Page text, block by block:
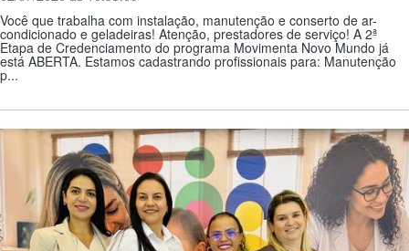
Você que trabalha com instalação, manutenção e conserto de ar-
condicionado e geladeiras! Atenção, prestadores de serviço! A 2ª
Etapa de Credenciamento do programa Movimenta Novo Mundo já
está ABERTA. Estamos cadastrando profissionais para: Manutenção
p...